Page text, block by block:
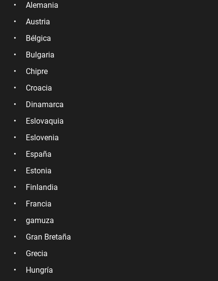
Alemania
Austria
Bélgica
Bulgaria
Chipre
Croacia
Dinamarca
Eslovaquia
Eslovenia
España
Estonia
Finlandia
Francia
gamuza
Gran Bretaña
Grecia
Hungría